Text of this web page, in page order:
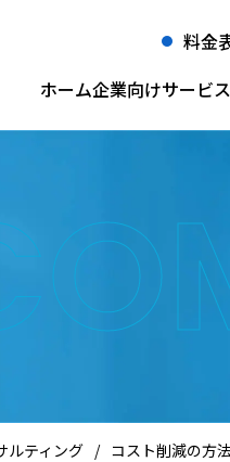
料金
ホーム企業向けサービス
一
太
低
食
医
粗大
ルティング / コスト削減の方